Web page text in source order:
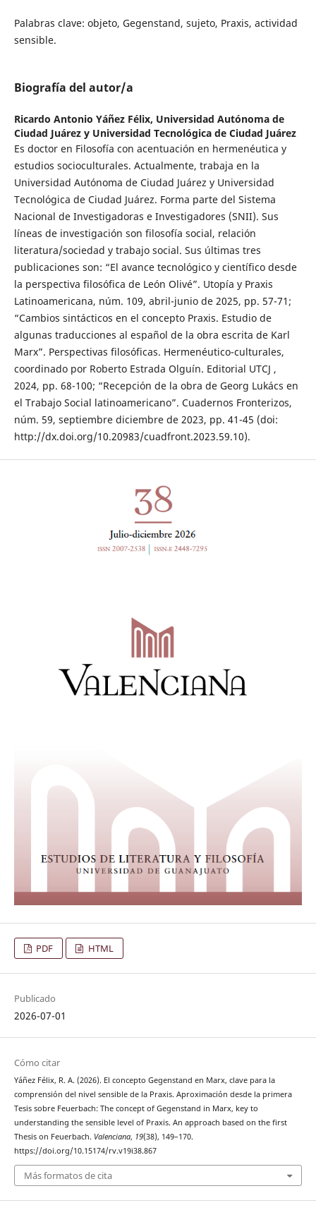
Palabras clave: objeto, Gegenstand, sujeto, Praxis, actividad
sensible.
Biografía del autor/a
Ricardo Antonio Yáñez Félix, Universidad Autónoma de
Ciudad Juárez y Universidad Tecnológica de Ciudad Juárez
Es doctor en Filosofía con acentuación en hermenéutica y
estudios socioculturales. Actualmente, trabaja en la
Universidad Autónoma de Ciudad Juárez y Universidad
Tecnológica de Ciudad Juárez. Forma parte del Sistema
Nacional de Investigadoras e Investigadores (SNII). Sus
líneas de investigación son filosofía social, relación
literatura/sociedad y trabajo social. Sus últimas tres
publicaciones son: “El avance tecnológico y científico desde
la perspectiva filosófica de León Olivé”. Utopía y Praxis
Latinoamericana, núm. 109, abril-junio de 2025, pp. 57-71;
“Cambios sintácticos en el concepto Praxis. Estudio de
algunas traducciones al español de la obra escrita de Karl
Marx”. Perspectivas filosóficas. Hermenéutico-culturales,
coordinado por Roberto Estrada Olguín. Editorial UTCJ ,
2024, pp. 68-100; “Recepción de la obra de Georg Lukács en
el Trabajo Social latinoamericano”. Cuadernos Fronterizos,
núm. 59, septiembre diciembre de 2023, pp. 41-45 (doi:
http://dx.doi.org/10.20983/cuadfront.2023.59.10).
PDF HTML
Publicado
2026-07-01
Cómo citar
Yáñez Félix, R. A. (2026). El concepto Gegenstand en Marx, clave para la
comprensión del nivel sensible de la Praxis. Aproximación desde la primera
Tesis sobre Feuerbach: The concept of Gegenstand in Marx, key to
understanding the sensible level of Praxis. An approach based on the first
Thesis on Feuerbach. Valenciana, 19(38), 149–170.
https://doi.org/10.15174/rv.v19i38.867
Más formatos de cita